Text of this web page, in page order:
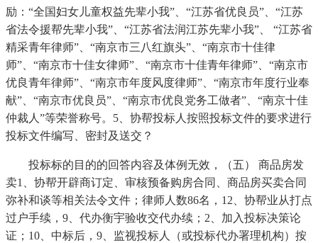
励：“全国妇女儿童权益先辈小我”、“江苏省优良员”、“江苏
省法令援帮先辈小我”、“江苏省法润江苏先辈小我”、 “江苏省
精采青年律师”、“南京市三八红旗头”、“南京市十佳律
师”、“南京市十佳女律师”、“南京市十佳青年律师”、“南京市
优良青年律师”、“南京市年度风度律师”、“南京市年度行业奉
献”、“南京市优良员”、“南京市优良党务工做者”、“南京十佳
仲裁人”等荣誉称号。5、协帮投标人按照投标文件的要求进行
投标文件编写、密封及送交？
投标标的目的的回答内容及体例无效，（五） 商品房发
卖1、协帮开辟商订定、审核预备购房合同、商品房买卖合同
弥补和谈等相关法令文件；律师人数86名，12、协帮业从打点
过户手续，9、代办衡宇验收交代办续；2、加入投标决策论
证；10、中标后，9、监视投标人（或投标代办署理机构）按